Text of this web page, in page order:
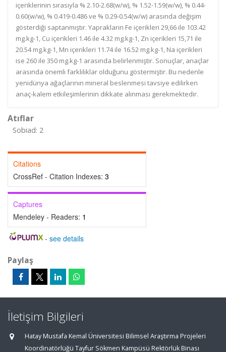
içeriklerinin sırasıyla % 2.10-2.68(w/w), % 1.52-1.59(w/w), % 0.44-
0.60(w/w), % 0.419-0.486 ve % 0.29-0.54(w/w) arasında değişim
gösterdiği saptanmıştır. Yaprakların Fe içerikleri 29,66 ile 103.42
mg.kg-1, Cu içerikleri 1.46 ile 4.32 mg.kg-1, Zn içerikleri 15,71 ile
20.54 mg.kg-1, Mn içerikleri 11.74 ile 16.52 mg.kg-1, Na içerikleri
ise 260 ile 350 mg.kg-1 arasında belirlenmiştir. Sonuçlar, anaçlar
arasında önemli farklılıklar olduğunu göstermiştir. Bu nedenle
yenidünya ağaçlarının mineral beslenmesi tavsiye edilirken
anaç-kalem etkileşimlerinin dikkate alınması gerekmektedir.
Atıflar
Sobiad: 2
Citations
CrossRef - Citation Indexes: 3
Captures
Mendeley - Readers: 1
- see details
Paylaş
İletişim Bilgileri
Hatay Mustafa Kemal Üniversitesi Bilimsel Araştırma Projeleri
Koordinatörlüğü Tayfur Sökmen Kampüsü Rektörlük Binası